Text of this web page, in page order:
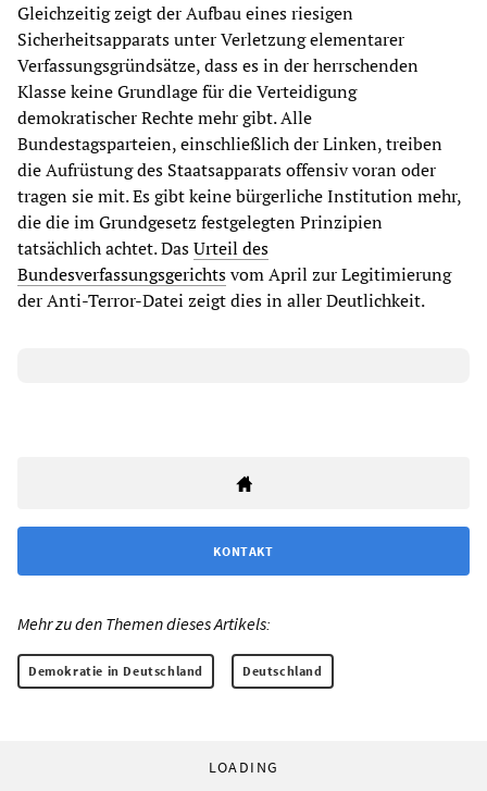
Gleichzeitig zeigt der Aufbau eines riesigen
Sicherheitsapparats unter Verletzung elementarer
Verfassungsgründsätze, dass es in der herrschenden
Klasse keine Grundlage für die Verteidigung
demokratischer Rechte mehr gibt. Alle
Bundestagsparteien, einschließlich der Linken, treiben
die Aufrüstung des Staatsapparats offensiv voran oder
tragen sie mit. Es gibt keine bürgerliche Institution mehr,
die die im Grundgesetz festgelegten Prinzipien
tatsächlich achtet. DasUrteil des
Bundesverfassungsgerichtsvom April zur Legitimierung
der Anti-Terror-Datei zeigt dies in aller Deutlichkeit.
KONTAKT
Mehr zu den Themen dieses Artikels:
Demokratie in Deutschland Deutschland
LOADING